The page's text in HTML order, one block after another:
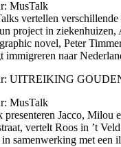
MusTalk
vertellen
project in ziekenhuizen,
novel, Peter
immigreren naar
UITREIKING
MusTalk
presenteren Jacco,
vertelt Roos in ’t
samenwerking met een